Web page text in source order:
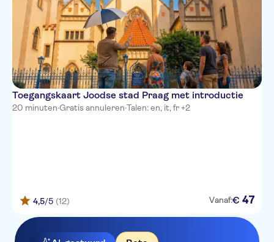
Toegangskaart Joodse stad Praag met introductie
20 minuten·Gratis annuleren·Talen: en, it, fr +2
4,5/5 (12) Vanaf:€ 47